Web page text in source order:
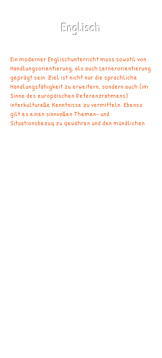
Englisch
Ein moderner Englischunterricht muss sowohl von
Handlungsorientierung, als auch Lernerorientierung
geprägt sein. Ziel ist nicht nur die sprachliche
Handlungsfähigkeit zu erweitern, sondern auch (im
Sinne des europäischen Referenzrahmens)
interkulturelle Kenntnisse zu vermitteln. Ebenso
gilt es einen sinnvollen Themen- und
Situationsbezug zu gewähren und den mündlichen